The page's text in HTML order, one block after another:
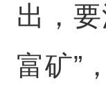
出，
富矿”